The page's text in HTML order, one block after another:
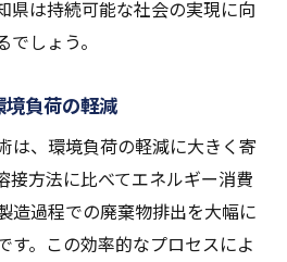
県は持続可能な社会の実現に向
しょう。
負荷の軽減
は、環境負荷の軽減に大きく寄
接方法に比べてエネルギー消費
造過程での廃棄物排出を大幅に
す。この効率的なプロセスによ